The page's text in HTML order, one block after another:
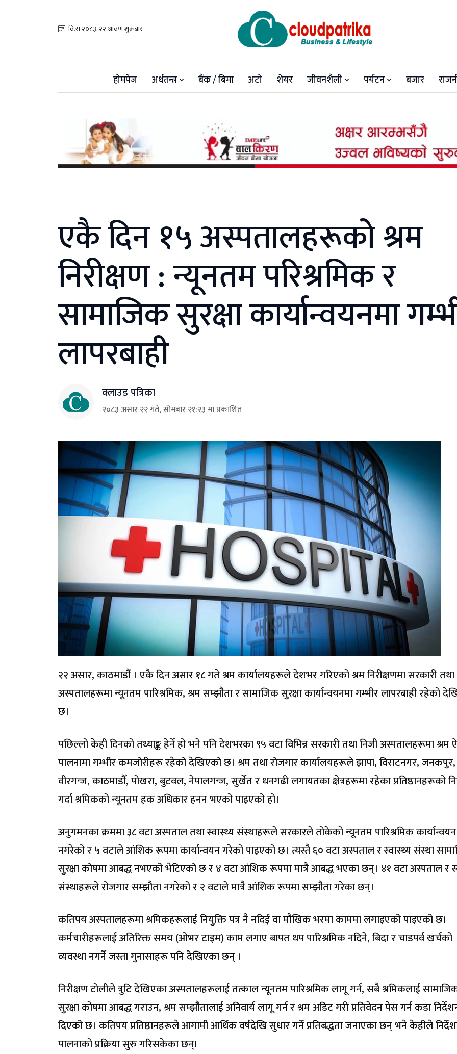
वि.सं २०८३, २२ श्रावण शुक्रबार
होमपेज अर्थतन्त्र बैंक / बिमा अटो शेयर जीवनशैली पर्यटन बजार
एकै दिन १५ अस्पतालहरूको श्रम
निरीक्षण : न्यूनतम परिश्रमिक र
सामाजिक सुरक्षा कार्यान्वयनमा
लापरबाही
क्लाउड पत्रिका
२०८३ असार २२ गते, सोमबार २१:२३ मा प्रकाशित
२२ असार, काठमाडौं । एकै दिन असार १८ गते श्रम कार्यालयहरूले देशभर गरिएको श्रम निरीक्षणमा सरकारी तथा
अस्पतालहरूमा न्यूनतम पारिश्रमिक, श्रम सम्झौता र सामाजिक सुरक्षा कार्यान्वयनमा गम्भीर लापरबाही रहेको
छ।
पछिल्लो केही दिनको तथ्याङ्क हेर्ने हो भने पनि देशभरका ९५ वटा विभिन्न सरकारी तथा निजी अस्पतालहरूमा श्रम
पालनामा गम्भीर कमजोरीहरू रहेको देखिएको छ। श्रम तथा रोजगार कार्यालयहरूले झापा, विराटनगर, जनकपुर,
वीरगन्ज, काठमाडौँ, पोखरा, बुटवल, नेपालगन्ज, सुर्खेत र धनगढी लगायतका क्षेत्रहरूमा रहेका प्रतिष्ठानहरूको
गर्दा श्रमिकको न्यूनतम हक अधिकार हनन भएको पाइएको हो।
अनुगमनका क्रममा ३८ वटा अस्पताल तथा स्वास्थ्य संस्थाहरूले सरकारले तोकेको न्यूनतम पारिश्रमिक कार्यान्वयन
नगरेको र ५ वटाले आंशिक रूपमा कार्यान्वयन गरेको पाइएको छ। त्यस्तै ६० वटा अस्पताल र स्वास्थ्य संस्था
सुरक्षा कोषमा आबद्ध नभएको भेटिएको छ र ४ वटा आंशिक रूपमा मात्रै आबद्ध भएका छन्। ४१ वटा अस्पताल र
संस्थाहरूले रोजगार सम्झौता नगरेको र २ वटाले मात्रै आंशिक रूपमा सम्झौता गरेका छन्।
कतिपय अस्पतालहरूमा श्रमिकहरूलाई नियुक्ति पत्र नै नदिई वा मौखिक भरमा काममा लगाइएको पाइएको छ।
कर्मचारीहरूलाई अतिरिक्त समय (ओभर टाइम) काम लगाए बापत थप पारिश्रमिक नदिने, बिदा र चाडपर्व खर्चको
व्यवस्था नगर्ने जस्ता गुनासाहरू पनि देखिएका छन् ।
निरीक्षण टोलीले त्रुटि देखिएका अस्पतालहरूलाई तत्काल न्यूनतम पारिश्रमिक लागू गर्न, सबै श्रमिकलाई
सुरक्षा कोषमा आबद्ध गराउन, श्रम सम्झौतालाई अनिवार्य लागू गर्न र श्रम अडिट गरी प्रतिवेदन पेस गर्न कडा
दिएको छ। कतिपय प्रतिष्ठानहरूले आगामी आर्थिक वर्षदेखि सुधार गर्ने प्रतिबद्धता जनाएका छन् भने केहीले
पालनाको प्रक्रिया सुरु गरिसकेका छन्।